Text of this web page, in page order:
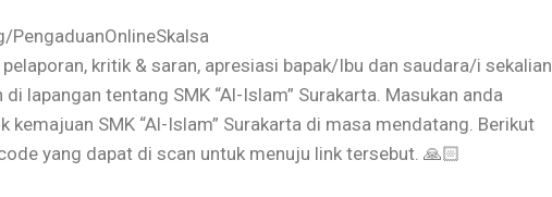
kritik & saran, apresiasi bapak/Ibu dan saudara/i sekalian
lapangan tentang SMK “Al-Islam” Surakarta. Masukan anda
SMK “Al-Islam” Surakarta di masa mendatang. Berikut
yang dapat di scan untuk menuju link tersebut. 🙏🏻